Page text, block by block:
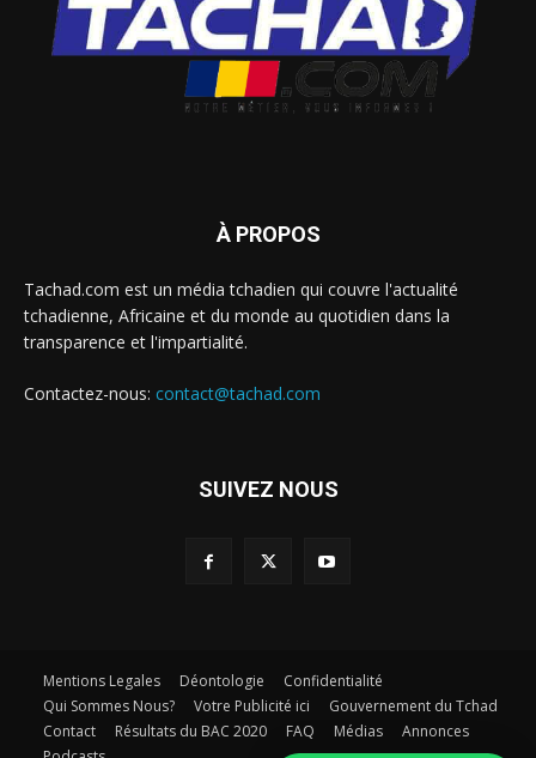
À PROPOS
Tachad.com est un média tchadien qui couvre l'actualité
tchadienne, Africaine et du monde au quotidien dans la
transparence et l'impartialité.
Contactez-nous: contact@tachad.com
SUIVEZ NOUS
Mentions Legales Déontologie
Confidentialité
Qui Sommes Nous?
Votre Publicité ici
Gouvernement du Tchad
Contact
Résultats du BAC 2020 FAQ Médias
Annonces